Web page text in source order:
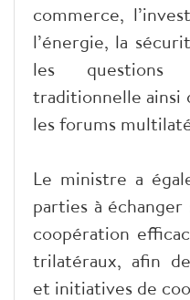
commerce,
l’énergie, la
les
traditionnelle ainsi
les forums
Le ministre a
parties à échanger
coopération
trilatéraux, afin
et initiatives de